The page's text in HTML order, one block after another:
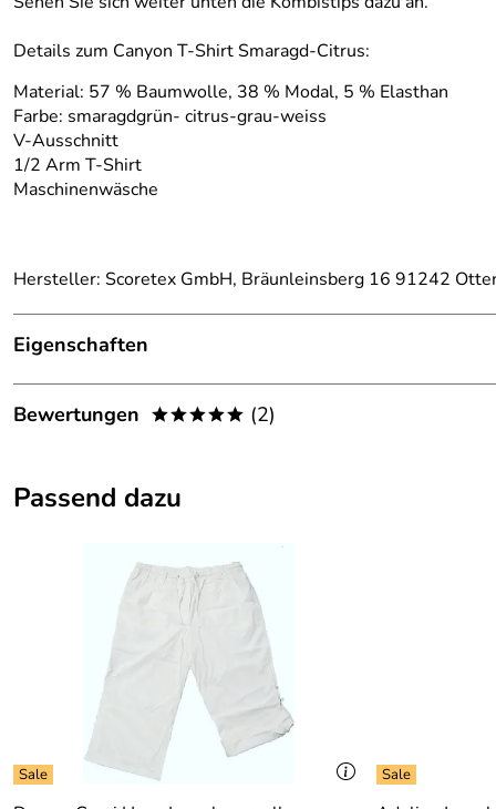
Details zum Canyon T-Shirt Smaragd-Citrus:
Material: 57 % Baumwolle, 38 % Modal, 5 % Elasthan
Farbe: smaragdgrün- citrus-grau-weiss
V-Ausschnitt
1/2 Arm T-Shirt
Maschinenwäsche
Hersteller: Scoretex GmbH, Bräunleinsberg 16 91242
Eigenschaften
Details
Armlänge:
1/2 Arm
57 % Baumwolle, 38 % Modal, 5 %
Alloverprint
smaragdgrün- citrus-grau-weiss
Bewertungen ***** (2)
5
Verifizierte Bewertung
Ich bin seit vielen Jahren CANYON Kunde und stets mit
Leider ist meine Größe sehr schnell vergriffen
Kaufdatum: 13.07.2016
Passend dazu